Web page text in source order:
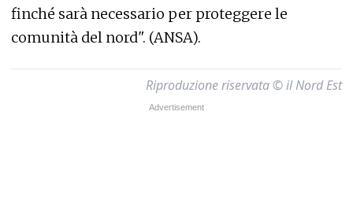
finché sarà necessario per proteggere le
comunità del nord". (ANSA).
Riproduzione riservata © il Nord Est